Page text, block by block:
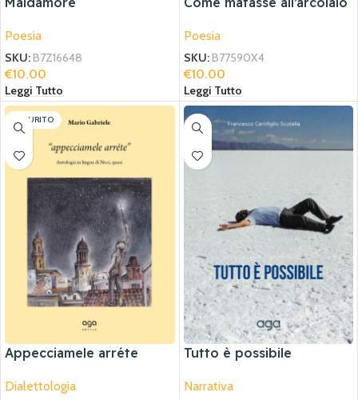
Poesia
SKU: B7Z16648
€10.00
Leggi Tutto
Poesia
SKU: B77590X4
€10.00
Leggi Tutto
ESAURITO
Appecciamele arréte
Dialettologia
Tutto è possibile
Narrativa